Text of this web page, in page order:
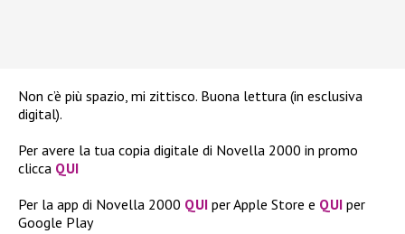
Non c’è più spazio, mi zittisco. Buona lettura (in esclusiva
digital).
Per avere la tua copia digitale di Novella 2000 in promo
clicca QUI
Per la app di Novella 2000 QUI per Apple Store e QUI per
Google Play